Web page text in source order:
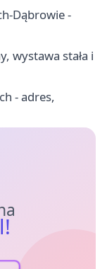
Dąbrowie -
wystawa stała i
- adres,